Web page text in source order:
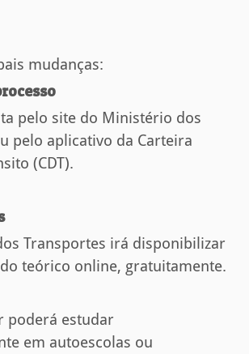
mudanças:
pelo site do Ministério dos
pelo aplicativo da Carteira
(CDT).
Transportes irá disponibilizar
teórico online, gratuitamente.
poderá estudar
em autoescolas ou